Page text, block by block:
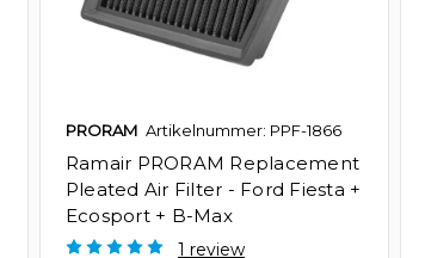
PRORAM Artikelnummer: PPF-1866
Ramair PRORAM Replacement
Pleated Air Filter - Ford Fiesta +
Ecosport + B-Max
1 review